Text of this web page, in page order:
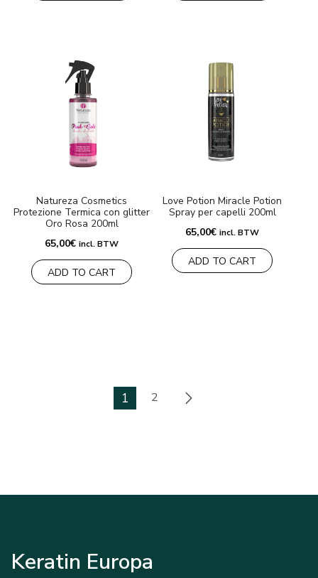
Natureza Cosmetics
Protezione Termica con glitter
Oro Rosa 200ml
65,00€ incl. BTW
ADD TO CART
Love Potion Miracle Potion
Spray per capelli 200ml
65,00€ incl. BTW
ADD TO CART
1 2
Keratin Europa